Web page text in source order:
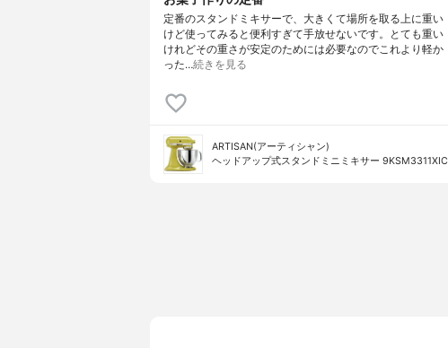
定番のスタンドミキサーで、大きくて場所を取る上に重い
けど使ってみると便利すぎて手放せないです。とても重い
けれどその重さが安定のためには必要なのでこれより軽か
った…続きを見る
ARTISAN(アーティシャン)
ヘッドアップ式スタンドミニミキサー 9KSM3311XIC